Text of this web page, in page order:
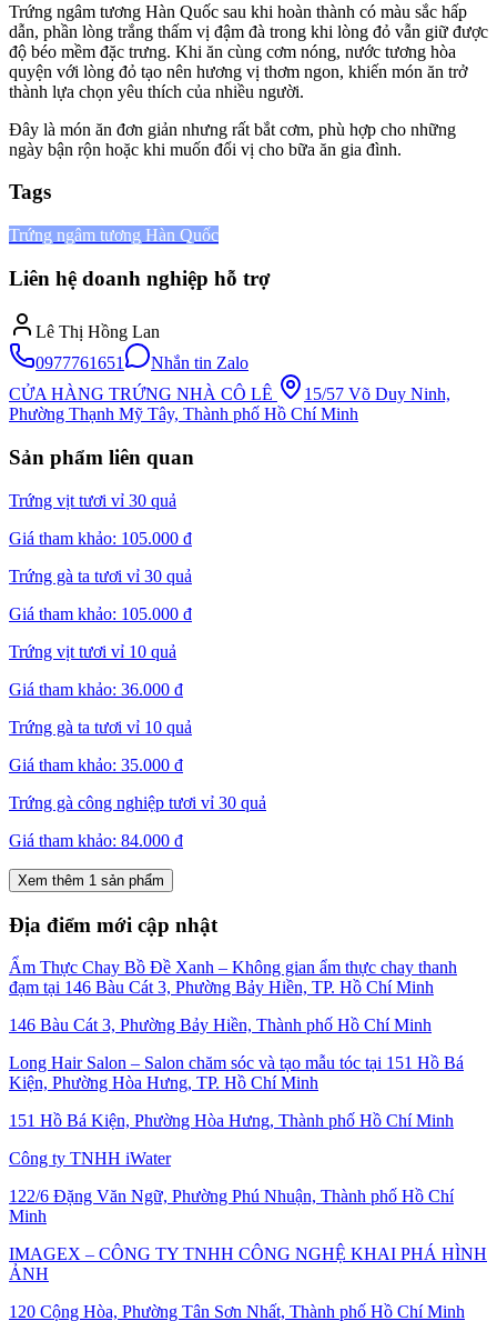
Trứng ngâm tương Hàn Quốc sau khi hoàn thành có màu sắc hấp
dẫn, phần lòng trắng thấm vị đậm đà trong khi lòng đỏ vẫn giữ được
độ béo mềm đặc trưng. Khi ăn cùng cơm nóng, nước tương hòa
quyện với lòng đỏ tạo nên hương vị thơm ngon, khiến món ăn trở
thành lựa chọn yêu thích của nhiều người.
Đây là món ăn đơn giản nhưng rất bắt cơm, phù hợp cho những
ngày bận rộn hoặc khi muốn đổi vị cho bữa ăn gia đình.
Tags
Trứng ngâm tương Hàn Quốc
Liên hệ doanh nghiệp hỗ trợ
Lê Thị Hồng Lan
0977761651
Nhắn tin Zalo
CỬA HÀNG TRỨNG NHÀ CÔ LÊ
15/57 Võ Duy Ninh,
Phường Thạnh Mỹ Tây, Thành phố Hồ Chí Minh
Sản phẩm liên quan
Trứng vịt tươi vỉ 30 quả
Giá tham khảo: 105.000 đ
Trứng gà ta tươi vỉ 30 quả
Giá tham khảo: 105.000 đ
Trứng vịt tươi vỉ 10 quả
Giá tham khảo: 36.000 đ
Trứng gà ta tươi vỉ 10 quả
Giá tham khảo: 35.000 đ
Trứng gà công nghiệp tươi vỉ 30 quả
Giá tham khảo: 84.000 đ
Xem thêm 1 sản phẩm
Địa điểm mới cập nhật
Ẩm Thực Chay Bồ Đề Xanh – Không gian ẩm thực chay thanh
đạm tại 146 Bàu Cát 3, Phường Bảy Hiền, TP. Hồ Chí Minh
146 Bàu Cát 3, Phường Bảy Hiền, Thành phố Hồ Chí Minh
Long Hair Salon – Salon chăm sóc và tạo mẫu tóc tại 151 Hồ Bá
Kiện, Phường Hòa Hưng, TP. Hồ Chí Minh
151 Hồ Bá Kiện, Phường Hòa Hưng, Thành phố Hồ Chí Minh
Công ty TNHH iWater
122/6 Đặng Văn Ngữ, Phường Phú Nhuận, Thành phố Hồ Chí
Minh
IMAGEX – CÔNG TY TNHH CÔNG NGHỆ KHAI PHÁ HÌNH
ẢNH
120 Cộng Hòa, Phường Tân Sơn Nhất, Thành phố Hồ Chí Minh